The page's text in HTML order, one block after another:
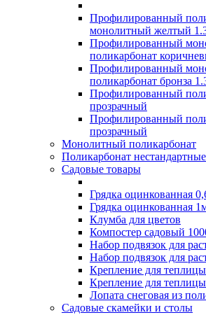
Профилированный
монолитный желтый
Профилированный
поликарбонат
Профилированный
поликарбонат бронза
Профилированный
прозрачный
Профилированный
прозрачный
Монолитный поликарбонат
Поликарбонат
Садовые товары
Грядка оцинкованная
Грядка оцинкованная
Клумба для цветов
Компостер садовый
Набор подвязок для
Набор подвязок для
Крепление для
Крепление для
Лопата снеговая из
Садовые скамейки и столы